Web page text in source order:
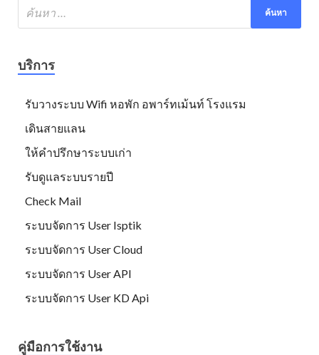
บริการ
รับวางระบบ Wifi หอพัก อพาร์ทเม้นท์ โรงแรม
เดินสายแลน
ให้คำปรึกษาระบบเก่า
รับดูแลระบบรายปี
Check Mail
ระบบจัดการ User Isptik
ระบบจัดการ User Cloud
ระบบจัดการ User API
ระบบจัดการ User KD Api
คู่มือการใช้งาน